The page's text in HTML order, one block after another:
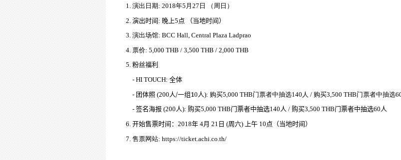
1. 演出日期: 2018年5 月 27 日 （周日）
2. 演出时间: 晚 上5 点 （当地时间）
3. 演出场馆: BCC Hall, Central Plaza Ladprao
4. 票价: 5,000 THB / 3,500 THB / 2,000 THB
5. 粉丝福利
- HI TOUCH: 全体
- 团体照 (200人/一组10人): 购买5,000 THB门票者中抽选140 人 / 购买3,500 THB门票者中抽选
- 签名海报 (200人): 购买5,000 THB门票者中抽选140人 / 购买3,500 THB门票者中抽选60人
6. 开始售票时间 ： 2018年 4月 21 日 (周六) 上午 10点（当地时间）
7. 售票网站: https://ticket.achi.co.th/